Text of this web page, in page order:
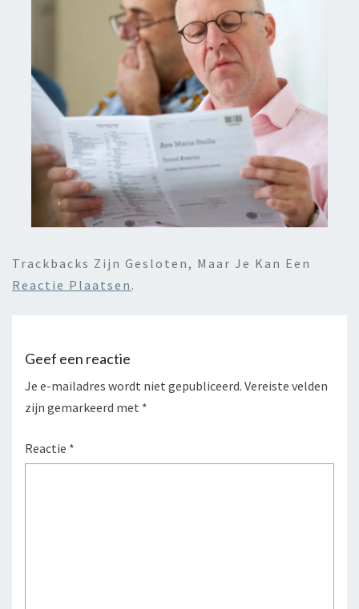
Trackbacks Zijn Gesloten, Maar Je Kan Een
Reactie Plaatsen .
Geef een reactie
Je e-mailadres wordt niet gepubliceerd. Vereiste velden
zijn gemarkeerd met *
Reactie *